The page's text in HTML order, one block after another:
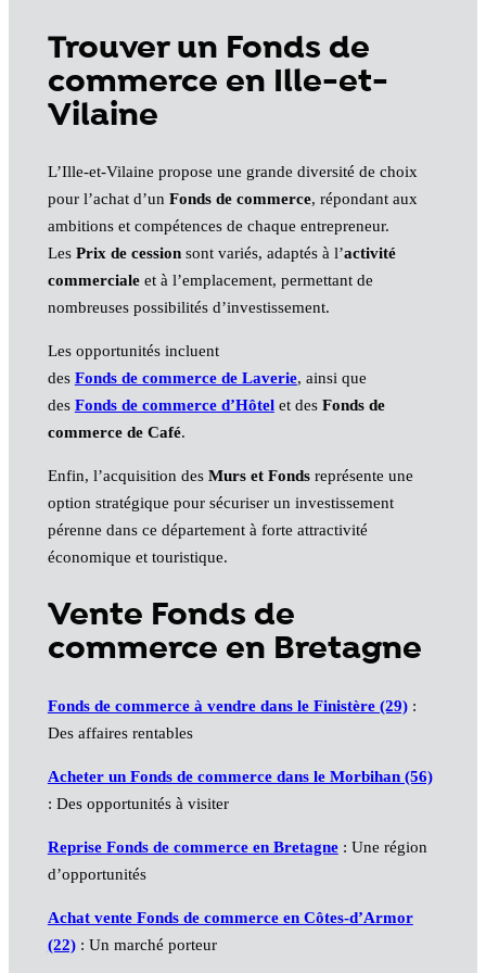
Trouver un Fonds de
commerce en Ille-et-
Vilaine
L’Ille-et-Vilaine propose une grande diversité de choix
pour l’achat d’un Fonds de commerce, répondant aux
ambitions et compétences de chaque entrepreneur.
Les Prix de cessionsont variés, adaptés à l’activité
commercialeet à l’emplacement, permettant de
nombreuses possibilités d’investissement.
Les opportunités incluent
des Fonds de commerce de Laverie, ainsi que
des Fonds de commerce d’Hôtelet des Fonds de
commerce de Café.
Enfin, l’acquisition des Murs et Fondsreprésente une
option stratégique pour sécuriser un investissement
pérenne dans ce département à forte attractivité
économique et touristique.
Vente Fonds de
commerce en Bretagne
Fonds de commerce à vendre dans le Finistère (29):
Des affaires rentables
Acheter un Fonds de commerce dans le Morbihan (56)
: Des opportunités à visiter
Reprise Fonds de commerce en Bretagne: Une région
d’opportunités
Achat vente Fonds de commerce en Côtes-d’Armor
(22): Un marché porteur